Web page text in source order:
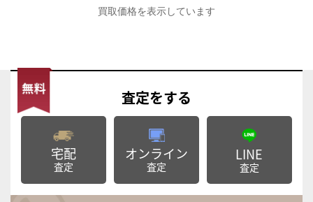
買取価格を表示しています
査定をする
宅配
査定
オンライン
査定
LINE
査定